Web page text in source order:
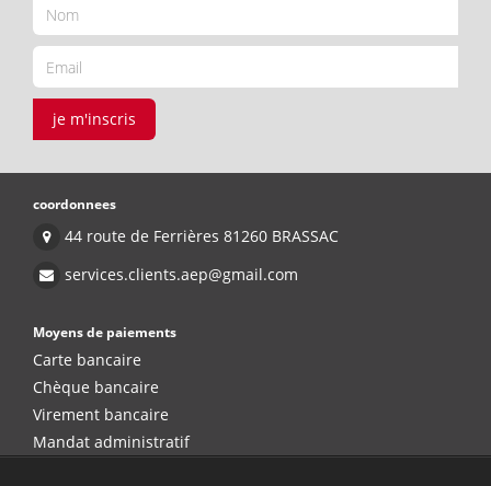
je m'inscris
coordonnees
44 route de Ferrières 81260 BRASSAC
services.clients.aep@gmail.com
Moyens de paiements
Carte bancaire
Chèque bancaire
Virement bancaire
Mandat administratif